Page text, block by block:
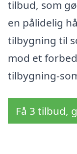
tilbud, som
en pålidelig
tilbygning til
mod et
tilbygning-
Få 3 tilbud,